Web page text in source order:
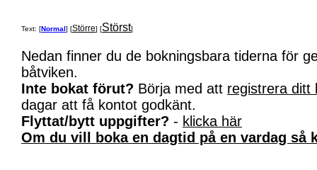
Text: [Normal] [Större] [Störst]
Nedan finner du de bokningsbara tiderna för
båtviken.
Inte bokat förut? Börja med att registrera ditt
dagar att få kontot godkänt.
Flyttat/bytt uppgifter? - klicka här
Om du vill boka en dagtid på en vardag så